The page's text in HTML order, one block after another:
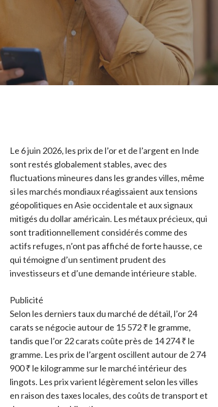
Le 6 juin 2026, les prix de l’or et de l’argent en Inde
sont restés globalement stables, avec des
fluctuations mineures dans les grandes villes, même
si les marchés mondiaux réagissaient aux tensions
géopolitiques en Asie occidentale et aux signaux
mitigés du dollar américain. Les métaux précieux, qui
sont traditionnellement considérés comme des
actifs refuges, n’ont pas affiché de forte hausse, ce
qui témoigne d’un sentiment prudent des
investisseurs et d’une demande intérieure stable.
Publicité
Selon les derniers taux du marché de détail, l’or 24
carats se négocie autour de 15 572 ₹ le gramme,
tandis que l’or 22 carats coûte près de 14 274 ₹ le
gramme. Les prix de l’argent oscillent autour de 2 74
900 ₹ le kilogramme sur le marché intérieur des
lingots. Les prix varient légèrement selon les villes
en raison des taxes locales, des coûts de transport et